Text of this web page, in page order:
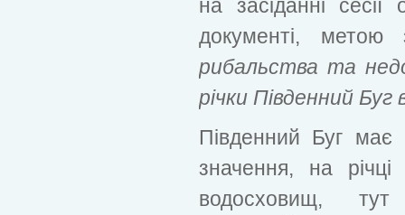
на засіданні
документі,
рибальства та
річки Південний
Південний Буг має
значення, на
водосховищ,